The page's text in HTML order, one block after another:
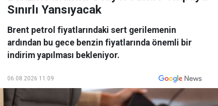
Sınırlı Yansıyacak
Brent petrol fiyatlarındaki sert gerilemenin
ardından bu gece benzin fiyatlarında önemli bir
indirim yapılması bekleniyor.
06.08.2026 11:09